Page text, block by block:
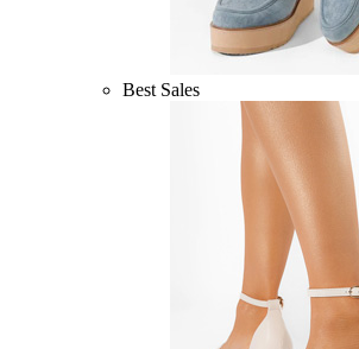
Best Sales